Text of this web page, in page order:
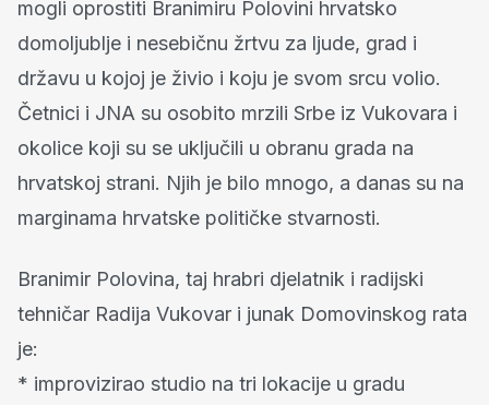
mogli oprostiti Branimiru Polovini hrvatsko
domoljublje i nesebičnu žrtvu za ljude, grad i
državu u kojoj je živio i koju je svom srcu volio.
Četnici i JNA su osobito mrzili Srbe iz Vukovara i
okolice koji su se uključili u obranu grada na
hrvatskoj strani. Njih je bilo mnogo, a danas su na
marginama hrvatske političke stvarnosti.
Branimir Polovina, taj hrabri djelatnik i radijski
tehničar Radija Vukovar i junak Domovinskog rata
je:
* improvizirao studio na tri lokacije u gradu